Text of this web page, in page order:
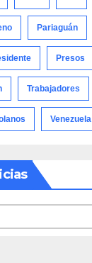
Pariaguán
Presos
Trabajadores
Venezuela